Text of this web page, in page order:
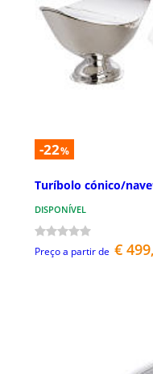
-22%
Turíbolo cónico/
DISPONÍVEL
Preço a partir de €